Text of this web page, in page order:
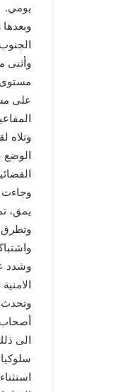
يومي.
وأثنى
مستوى
على
وتلاه
الوضع
وجاءت
يمق،
وتطرق
وشدد
وتحدث
أصحاب
الى